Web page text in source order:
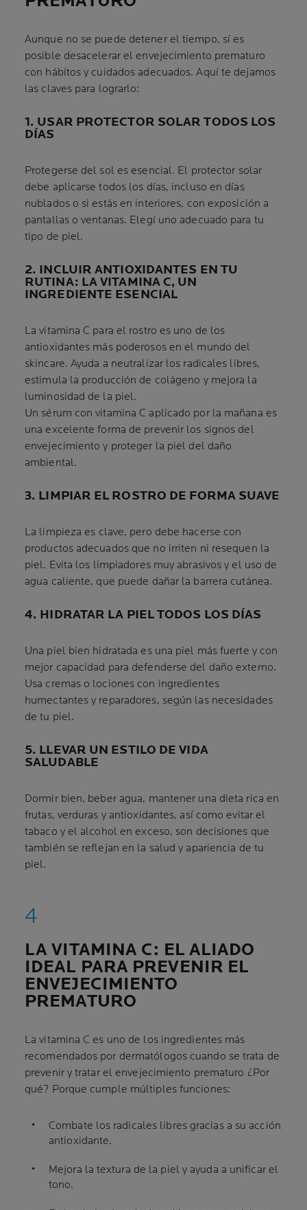
Aunque no se puede detener el tiempo, sí es
posible desacelerar el envejecimiento prematuro
con hábitos y cuidados adecuados. Aquí te dejamos
las claves para lograrlo:
1. USAR PROTECTOR SOLAR TODOS LOS
DÍAS
Protegerse del sol es esencial. El protector solar
debe aplicarse todos los días, incluso en días
nublados o si estás en interiores, con exposición a
pantallas o ventanas. Elegí uno adecuado para tu
tipo de piel.
2. INCLUIR ANTIOXIDANTES EN TU
RUTINA: LA VITAMINA C, UN
INGREDIENTE ESENCIAL
La vitamina C para el rostro es uno de los
antioxidantes más poderosos en el mundo del
skincare. Ayuda a neutralizar los radicales libres,
estimula la producción de colágeno y mejora la
luminosidad de la piel.
Un sérum con vitamina C aplicado por la mañana es
una excelente forma de prevenir los signos del
envejecimiento y proteger la piel del daño
ambiental.
3. LIMPIAR EL ROSTRO DE FORMA SUAVE
La limpieza es clave, pero debe hacerse con
productos adecuados que no irriten ni resequen la
piel. Evita los limpiadores muy abrasivos y el uso de
agua caliente, que puede dañar la barrera cutánea.
4. HIDRATAR LA PIEL TODOS LOS DÍAS
Una piel bien hidratada es una piel más fuerte y con
mejor capacidad para defenderse del daño externo.
Usa cremas o lociones con ingredientes
humectantes y reparadores, según las necesidades
de tu piel.
5. LLEVAR UN ESTILO DE VIDA
SALUDABLE
Dormir bien, beber agua, mantener una dieta rica en
frutas, verduras y antioxidantes, así como evitar el
tabaco y el alcohol en exceso, son decisiones que
también se reflejan en la salud y apariencia de tu
piel.
LA VITAMINA C: EL ALIADO
IDEAL PARA PREVENIR EL
ENVEJECIMIENTO
PREMATURO
La vitamina C es uno de los ingredientes más
recomendados por dermatólogos cuando se trata de
prevenir y tratar el envejecimiento prematuro ¿Por
qué? Porque cumple múltiples funciones:
Combate los radicales libres gracias a su acción
antioxidante.
Mejora la textura de la piel y ayuda a unificar el
tono.